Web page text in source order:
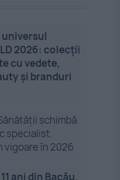
universul
2026: colecții
cu vedete,
și branduri
schimbă
specialist.
vigoare în 2026
ani din Bacău,